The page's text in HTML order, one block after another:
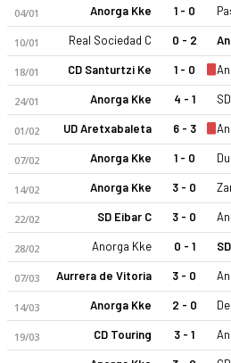
Anorga Kke 25-26 sezonu |
04/01 Anorga Kke 1 - 0
10/01 Real Sociedad C 0 - 2
18/01 CD Santurtzi Ke 1 - 0
24/01 Anorga Kke 4 - 1
01/02 UD Aretxabaleta 6 - 3
07/02 Anorga Kke 1 - 0
14/02 Anorga Kke 3 - 0
22/02 SD Eibar C 3 - 0
28/02 Anorga Kke 0 - 1
07/03 Aurrera de Vitoria 3 - 0
14/03 Anorga Kke 2 - 0
19/03 CD Touring 3 - 1